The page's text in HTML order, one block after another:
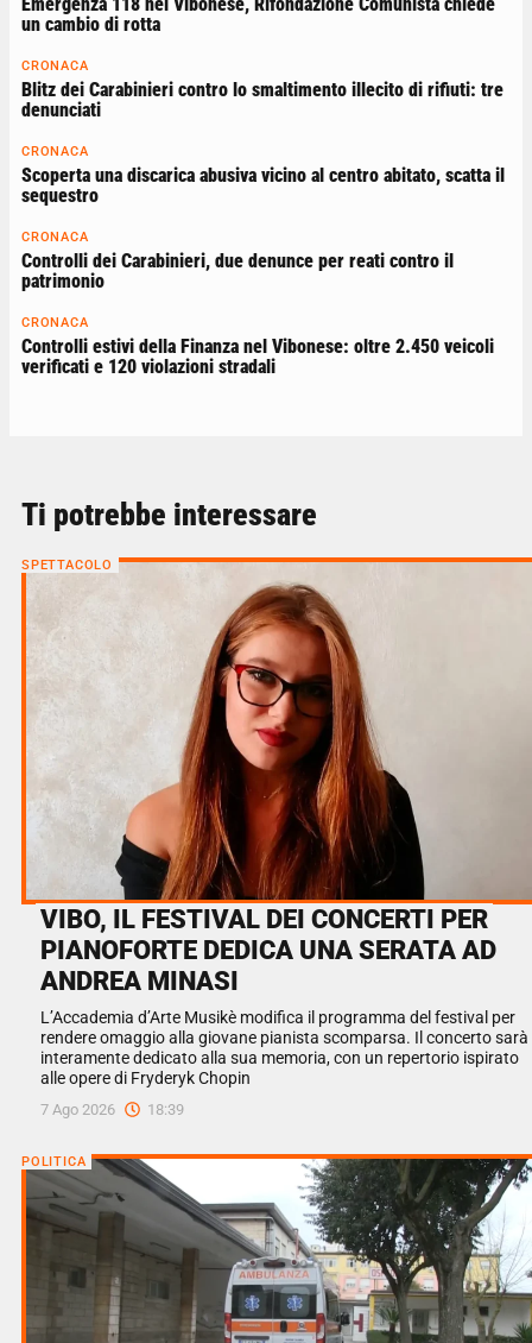
un cambio di rotta
CRONACA
Blitz dei Carabinieri contro lo smaltimento illecito di rifiuti: tre
denunciati
CRONACA
Scoperta una discarica abusiva vicino al centro abitato, scatta il
sequestro
CRONACA
Controlli dei Carabinieri, due denunce per reati contro il
patrimonio
CRONACA
Controlli estivi della Finanza nel Vibonese: oltre 2.450 veicoli
verificati e 120 violazioni stradali
Ti potrebbe interessare
SPETTACOLO
VIBO, IL FESTIVAL DEI CONCERTI PER
PIANOFORTE DEDICA UNA SERATA AD
ANDREA MINASI
L’Accademia d’Arte Musikè modifica il programma del festival per
rendere omaggio alla giovane pianista scomparsa. Il concerto sarà
interamente dedicato alla sua memoria, con un repertorio ispirato
alle opere di Fryderyk Chopin
7 Ago 2026 18:39
POLITICA